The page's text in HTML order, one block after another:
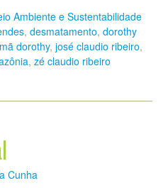
Ambiente e Sustentabilidade
, desmatamento, dorothy
dorothy, josé claudio ribeiro,
, zé claudio ribeiro
Cunha